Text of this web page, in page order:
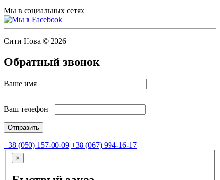
Мы в социальных сетях
Сити Нова © 2026
Обратный звонок
Ваше имя
Ваш телефон
+38 (050) 157-00-09 +38 (067) 994-16-17
×